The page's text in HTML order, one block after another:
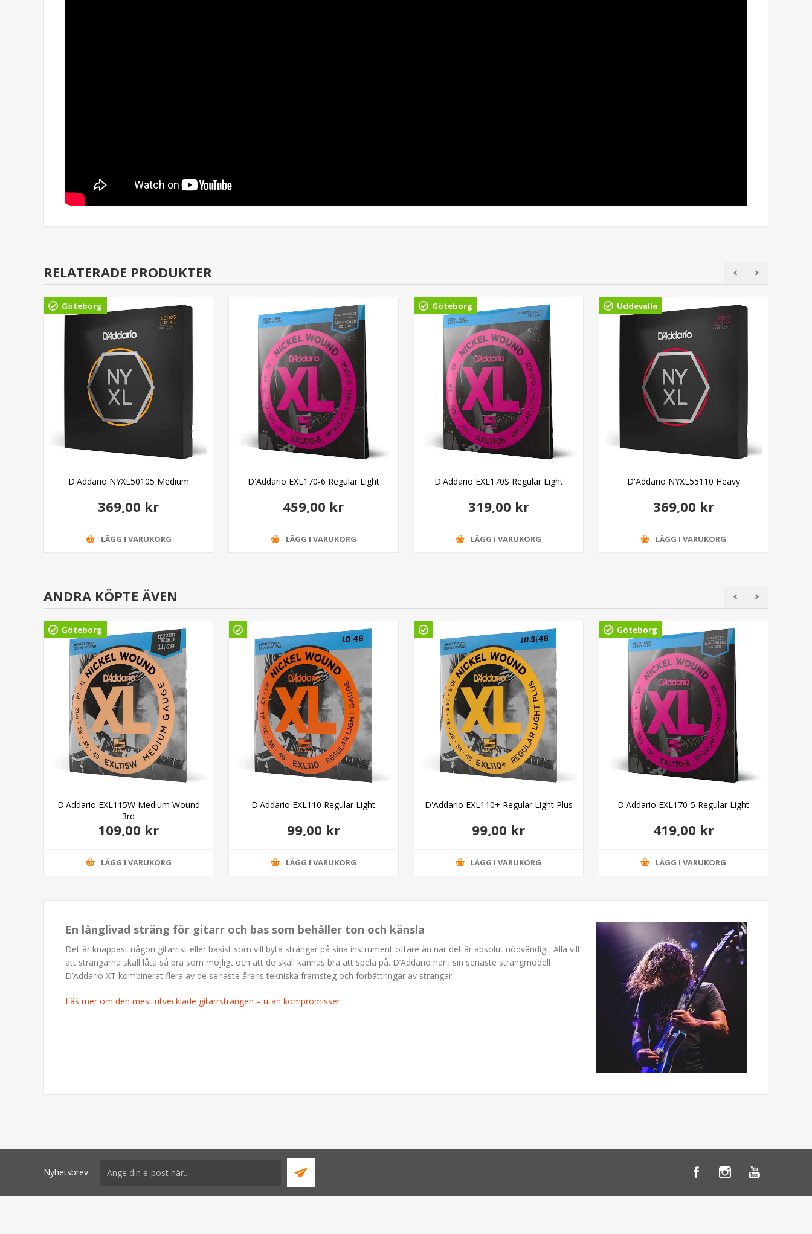
RELATERADE PRODUKTER
Göteborg
D'Addario NYXL50105 Medium
369,00 kr
LÄGG I VARUKORG
D'Addario EXL170-6 Regular Light
459,00 kr
LÄGG I VARUKORG
Göteborg
D'Addario EXL170S Regular Light
319,00 kr
LÄGG I VARUKORG
Uddevalla
D'Addario NYXL55110 Heavy
369,00 kr
LÄGG I VARUKORG
ANDRA KÖPTE ÄVEN
Göteborg
D'Addario EXL115W Medium Wound
3rd
109,00 kr
LÄGG I VARUKORG
D'Addario EXL110 Regular Light
99,00 kr
LÄGG I VARUKORG
D'Addario EXL110+ Regular Light Plus
99,00 kr
LÄGG I VARUKORG
Göteborg
D'Addario EXL170-5 Regular Light
419,00 kr
LÄGG I VARUKORG
En långlivad sträng för gitarr och bas som behåller ton och känsla
Det är knappast någon gitarrist eller basist som vill byta strängar på sina instrument oftare än när det är absolut nödvändigt. Alla vill
att strängarna skall låta så bra som möjligt och att de skall kännas bra att spela på. D’Addario har i sin senaste strängmodell
D’Addario XT kombinerat flera av de senaste årens tekniska framsteg och förbättringar av strängar.
Läs mer om den mest utvecklade gitarrsträngen – utan kompromisser
Nyhetsbrev